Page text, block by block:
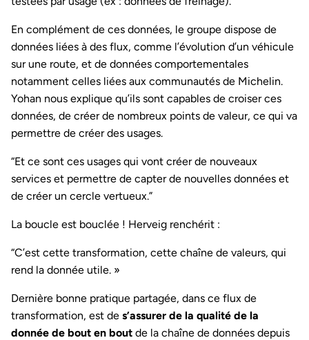
En complément de ces données, le groupe dispose de
données liées à des flux, comme l’évolution d’un véhicule
sur une route, et de données comportementales
notamment celles liées aux communautés de Michelin.
Yohan nous explique qu’ils sont capables de croiser ces
données, de créer de nombreux points de valeur, ce qui va
permettre de créer des usages.
“Et ce sont ces usages qui vont créer de nouveaux
services et permettre de capter de nouvelles données et
de créer un cercle vertueux.”
La boucle est bouclée ! Herveig renchérit :
“C’est cette transformation, cette chaîne de valeurs, qui
rend la donnée utile. »
Dernière bonne pratique partagée, dans ce flux de
transformation, est de s’assurer de la qualité de la
donnée de bout en bout de la chaîne de données depuis